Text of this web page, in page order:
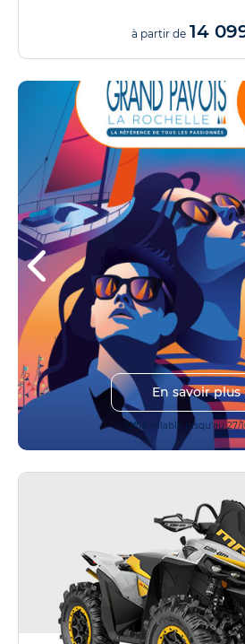
à partir de 14
En savoir plus
Offre valable jusqu'au 27/